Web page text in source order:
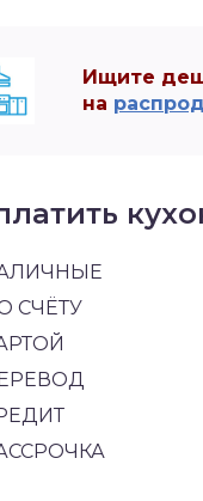
Ищите
на
СЧЁТУ